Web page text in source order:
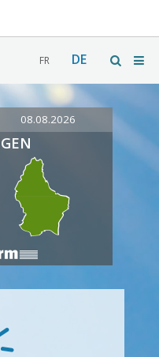
FR DE
08.08.2026